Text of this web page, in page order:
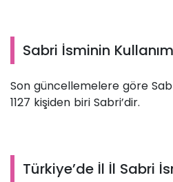
Sabri İsminin Kullanım
Son güncellemelere göre
1127 kişiden biri Sabri’dir.
Türkiye’de İl İl Sabri